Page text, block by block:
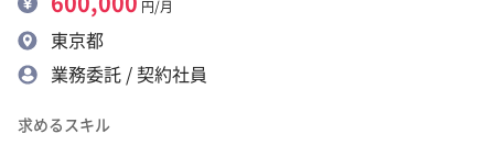
円/月
東京都
業務委託 / 契約社員
求めるスキル